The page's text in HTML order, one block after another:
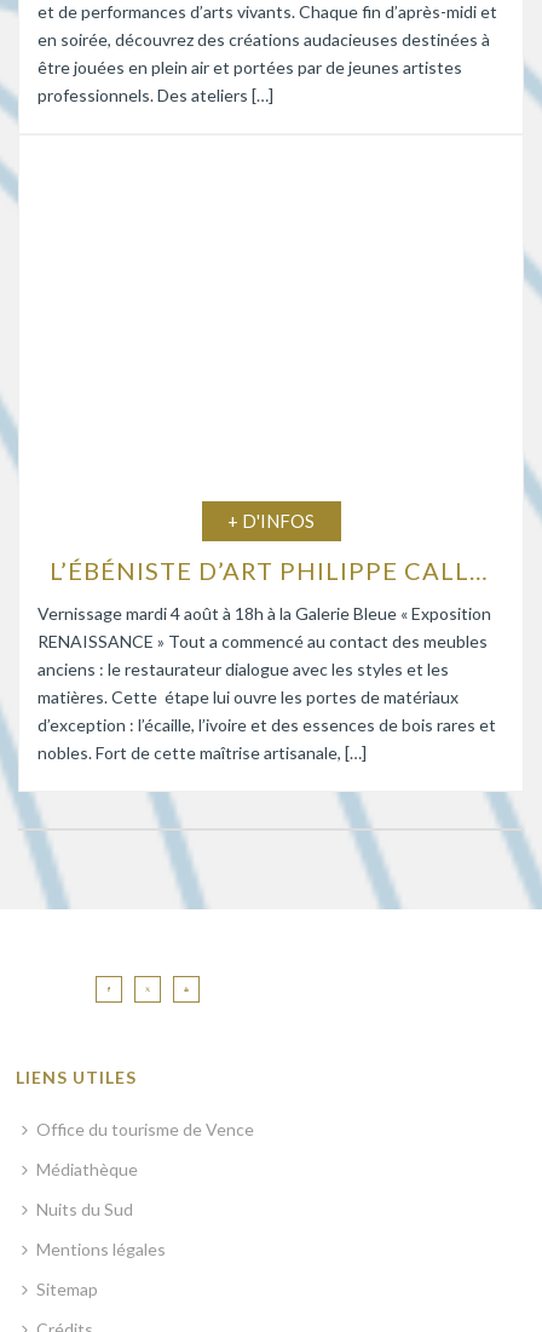
et de performances d’arts vivants. Chaque fin d’après-midi et
en soirée, découvrez des créations audacieuses destinées à
être jouées en plein air et portées par de jeunes artistes
professionnels. Des ateliers […]
+ D'INFOS
Vernissage mardi 4 août à 18h à la Galerie Bleue « Exposition
RENAISSANCE » Tout a commencé au contact des meubles
anciens : le restaurateur dialogue avec les styles et les
matières. Cette étape lui ouvre les portes de matériaux
d’exception : l’écaille, l’ivoire et des essences de bois rares et
nobles. Fort de cette maîtrise artisanale, […]
LIENS UTILES
Office du tourisme de Vence
Médiathèque
Nuits du Sud
Mentions légales
Sitemap